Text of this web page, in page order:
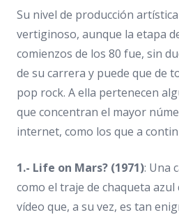
Su nivel de producción
vertiginoso, aunque la etapa
comienzos de los 80 fue, sin
de su carrera y puede que de
pop rock. A ella pertenecen
que concentran el mayor
internet, como los que a
1.- Life on Mars? (1971): Una
como el traje de chaqueta azul
vídeo que, a su vez, es tan